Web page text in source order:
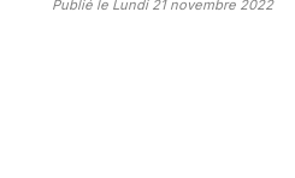
Publié le Lundi 21 novembre 2022